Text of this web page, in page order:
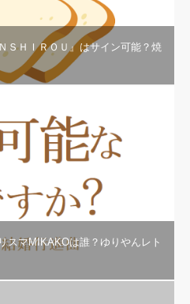
ＳＨＩＲＯＵ』はサイン可能？焼
スマMIKAKOは誰？ゆりやんレト